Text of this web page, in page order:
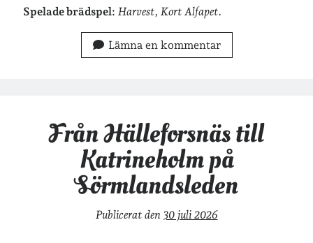
shopping skolan
släkt stockholm
vegan viktiga händelser
vänner webben
årssammanfattningar öland
Spelade brädspel: Harvest, Kort Alfapet.
Lämna en kommentar
Från Hälleforsnäs till
Katrineholm på
Sörmlandsleden
Publicerat den 30 juli 2026